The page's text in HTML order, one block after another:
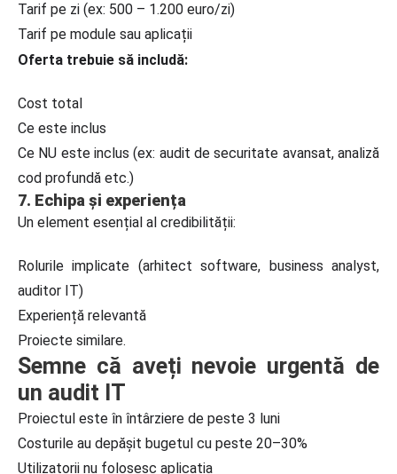
Tarif pe zi (ex: 500 – 1.200 euro/zi)
Tarif pe module sau aplicații
Oferta trebuie să includă:
Cost total
Ce este inclus
Ce NU este inclus (ex: audit de securitate avansat, analiză
cod profundă etc.)
7. Echipa și experiența
Un element esențial al credibilității:
Rolurile implicate (arhitect software, business analyst,
auditor IT)
Experiență relevantă
Proiecte similare.
Semne că aveți nevoie urgentă de
un audit IT
Proiectul este în întârziere de peste 3 luni
Costurile au depășit bugetul cu peste 20–30%
Utilizatorii nu folosesc aplicația